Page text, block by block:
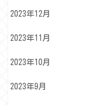
2023年12月
2023年11月
2023年10月
2023年9月